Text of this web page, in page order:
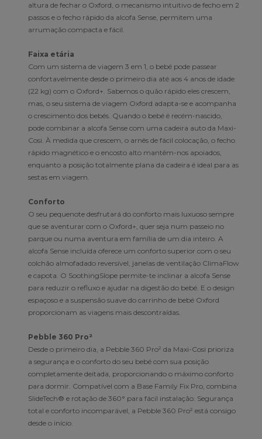
altura de fechar o Oxford, o mecanismo intuitivo de fecho em 2
passos e o fecho rápido da alcofa Sense, permitem uma
arrumação compacta e fácil.
Faixa etária
Com um sistema de viagem 3 em 1, o bebé pode passear
confortavelmente desde o primeiro dia até aos 4 anos de idade
(22 kg) com o Oxford+. Sabemos o quão rápido eles crescem,
mas, o seu sistema de viagem Oxford adapta-se e acompanha
o crescimento dos bebés. Quando o bebé é recém-nascido,
pode combinar a alcofa Sense com uma cadeira auto da Maxi-
Cosi. À medida que crescem, o arnês de fácil colocação, o fecho
rápido magnético e o encosto alto mantêm-nos apoiados,
enquanto a posição totalmente plana da cadeira é ideal para as
sestas em viagem.
Conforto
O seu pequenote desfrutará do conforto mais luxuoso sempre
que se aventurar com o Oxford+, quer seja num passeio no
parque ou numa aventura em família de um dia inteiro. A
alcofa Sense incluída oferece um conforto superior com o seu
colchão almofadado reversível, janelas de ventilação ClimaFlow
e capota. O SoothingSlope permite-te inclinar a alcofa Sense
para reduzir o refluxo e ajudar na digestão do bebé. E o design
espaçoso e a suspensão suave do carrinho de bebé Oxford
proporcionam as viagens mais descontraídas.
Pebble 360 Pro²
Desde o primeiro dia, a Pebble 360 Pro² da Maxi-Cosi prioriza
a segurança e o conforto do seu bebé com sua posição
completamente deitada, proporcionando o máximo conforto
para dormir. Compatível com a Base Family Fix Pro, combina
SlideTech® e rotação de 360° para fácil instalação. Segurança
total e conforto incomparável, a Pebble 360 Pro² está consigo
desde o início.